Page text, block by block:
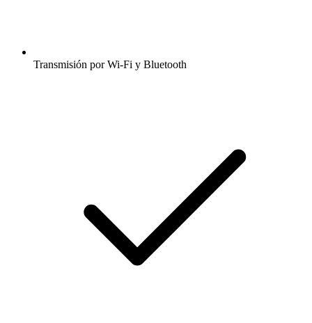
Transmisión por Wi-Fi y Bluetooth